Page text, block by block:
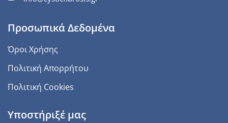
Προσωπικά Δεδομένα
Όροι Χρήσης
Πολιτική Απορρήτου
Πολιτική Cookies
Υποστήριξέ μας